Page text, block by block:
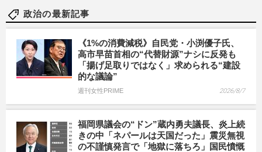
政治の最新記事
《1%の消費減税》自民党・小渕優子氏、
高市早苗首相の“代替財源”ナシに反発も
「揚げ足取りではなく」求められる“建設
的な議論”
週刊女性PRIME 2026/8/7
福岡県議会の“ドン”蔵内勇夫議長、炎上続
きの中「ネパールは天国だった」震災無視
の不謹慎発言で「地獄に落ちろ」国民憤慨